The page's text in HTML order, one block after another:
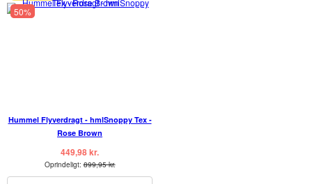
50%
Hummel Flyverdragt - hmlSnoppy Tex -
Rose Brown
449,98 kr.
Oprindeligt:899,95 kr.